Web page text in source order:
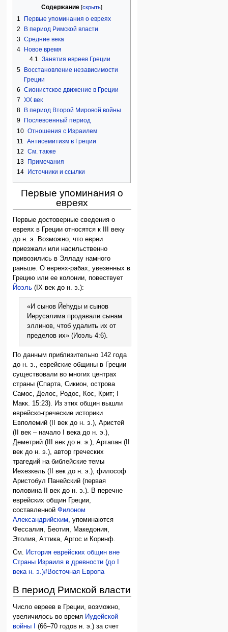
Содержание
1
Первые упоминания о евреях
2
В период Римской власти
3 Средние века
4
Новое время
4.1 Занятия евреев Греции
5 Восстановление независимости
Греции
6 Сионистское движение в Греции
7 ХХ век
8
В период Второй Мировой войны
9
Послевоенный период
10 Отношения с Израилем
11
Антисемитизм в Греции
12 См. также
13
Примечания
14
Источники и ссылки
Первые упоминания о
евреях
Первые достоверные сведения о
евреях в Греции относятся к III веку
до н. э. Возможно, что евреи
приезжали или насильственно
привозились в Элладу намного
раньше. О евреях-рабах, увезенных в
Грецию или ее колонии, повествует
Йоэль (IX век до н. э.):
«И сынов Йеhуды и сынов
Иерусалима продавали сынам
эллинов, чтоб удалить их от
пределов их» (Иоэль 4:6).
По данным приблизительно 142 года
до н. э., еврейские общины в Греции
существовали во многих центрах
страны (Спарта, Сикион, острова
Самос, Делос, Родос, Кос, Крит; I
Макк. 15:23). Из этих общин вышли
еврейско-греческие историки
Евполемий (II век до н. э.), Аристей
(II век – начало I века до н. э.),
Деметрий (III век до н. э.), Артапан (II
век до н. э.), автор греческих
трагедий на библейские темы
Иехезкель (II век до н. э.), философ
Аристобул Панейский (первая
половина II век до н. э.). В перечне
еврейских общин Греции,
составленнойФилоном
Александрийским, упоминаются
Фессалия, Беотия, Македония,
Этолия, Аттика, Аргос и Коринф.
См. История еврейских общин вне
Страны Израиля в древности (до I
века н. э.)#Восточная Европа
В период Римской власти
Число евреев в Греции, возможно,
увеличилось во время Иудейской
войны I
(66–70 годов н. э.) за счет